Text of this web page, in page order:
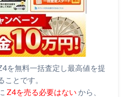
を無料一括査定し最高値を提
とです。
Z4を売る必要はない から、